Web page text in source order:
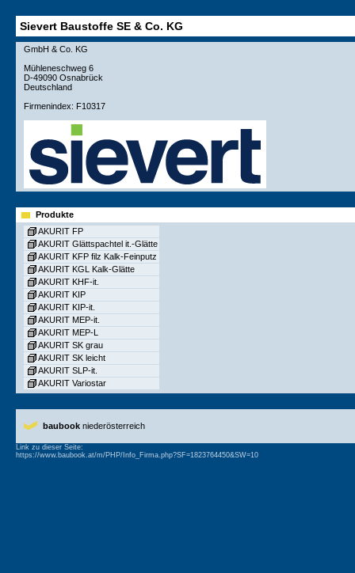
Sievert Baustoffe SE & Co. KG
GmbH & Co. KG
Mühleneschweg 6
D-49090 Osnabrück
Deutschland
Firmenindex: F10317
Produkte
AKURIT FP
AKURIT Glättspachtel it.-Glätte
AKURIT KFP filz Kalk-Feinputz
AKURIT KGL Kalk-Glätte
AKURIT KHF-it.
AKURIT KIP
AKURIT KIP-it.
AKURIT MEP-it.
AKURIT MEP-L
AKURIT SK grau
AKURIT SK leicht
AKURIT SLP-it.
AKURIT Variostar
baubook niederösterreich
Link zu dieser Seite: